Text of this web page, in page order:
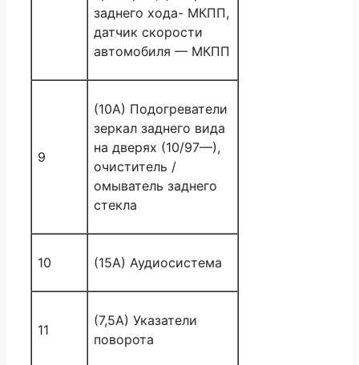
заднего хода- МКПП,
датчик скорости
автомобиля — МКПП
9
(10A) Подогреватели
зеркал заднего вида
на дверях (10/97—),
очиститель /
омыватель заднего
стекла
10 (15А) Аудиосистема
11
(7,5А) Указатели
поворота